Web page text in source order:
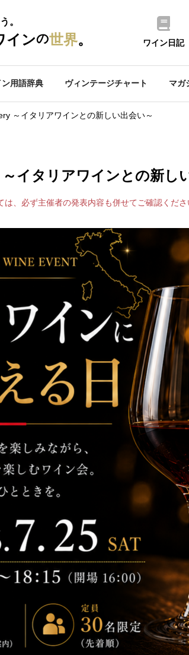
。
インの世界。 ワイン日記
ン用語辞典 ヴィンテージチャート マガ
～イタリアワインとの新しい出会い～
イタリアワインとの新し
、必ず主催者の発表内容も併せてご確認くださ